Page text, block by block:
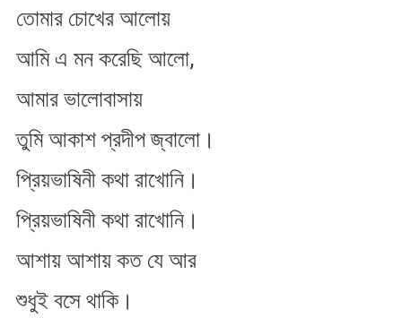
তোমার চোখের আলোয়
আমি এ মন করেছি আলো,
আমার ভালোবাসায়
তুমি আকাশ প্রদীপ জ্বালো।
প্রিয়ভাষিনী কথা রাখোনি।
প্রিয়ভাষিনী কথা রাখোনি।
আশায় আশায় কত যে আর
শুধুই বসে থাকি।